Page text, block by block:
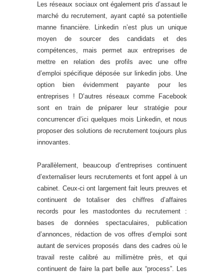
Les réseaux sociaux ont également pris d’assaut le
marché du recrutement, ayant capté sa potentielle
manne financière. Linkedin n’est plus un unique
moyen de sourcer des candidats et des
compétences, mais permet aux entreprises de
mettre en relation des profils avec une offre
d’emploi spécifique déposée sur linkedin jobs. Une
option bien évidemment payante pour les
entreprises ! D’autres réseaux comme Facebook
sont en train de préparer leur stratégie pour
concurrencer d’ici quelques mois Linkedin, et nous
proposer des solutions de recrutement toujours plus
innovantes.
Parallèlement, beaucoup d’entreprises continuent
d’externaliser leurs recrutements et font appel à un
cabinet. Ceux-ci ont largement fait leurs preuves et
continuent de totaliser des chiffres d’affaires
records pour les mastodontes du recrutement :
bases de données spectaculaires, publication
d’annonces, rédaction de vos offres d’emploi sont
autant de services proposés dans des cadres où le
travail reste calibré au millimètre près, et qui
continuent de faire la part belle aux “process”. Les